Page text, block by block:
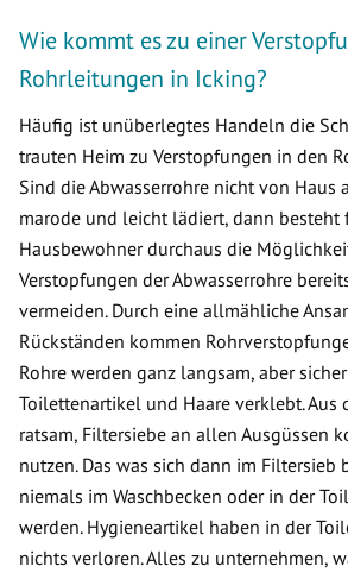
Wie kommt es zu einer
Rohrleitungen in Icking?
Häufig ist unüberlegtes Handeln die
trauten Heim zu Verstopfungen in den
Sind die Abwasserrohre nicht von Haus
marode und leicht lädiert, dann besteht
Hausbewohner durchaus die
Verstopfungen der Abwasserrohre
vermeiden. Durch eine allmähliche
Rückständen kommen
Rohre werden ganz langsam, aber
Toilettenartikel und Haare verklebt. Aus
ratsam, Filtersiebe an allen Ausgüssen
nutzen. Das was sich dann im Filtersieb
niemals im Waschbecken oder in der
werden. Hygieneartikel haben in der
nichts verloren. Alles zu unternehmen,